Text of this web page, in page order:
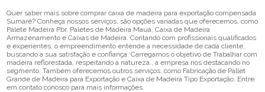
Quer saber mais sobre comprar caixa de madeira para exportação compensada
Sumaré? Conheça nossos serviços, são opções variadas que oferecemos, como
Palete Madeira Pbr, Paletes de Madeira Mauá, Caixa de Madeira
Armazenamento e Caixas de Madeira. Contando com profissionais qualificados
e experientes, o empreendimento entende a necessidade de cada cliente,
buscando a sua satisfação e confiança. Carregamos o objetivo de Trabalhar com
madeira reflorestada, respeitando a natureza., a empresa nos destacando no
segmento. Também oferecemos outros serviços, como Fabricação de Pallet
Grande de Madeira para Exportação e Caixa de Madeira Tipo Exportação. Entre
em contato conosco para mais informações.